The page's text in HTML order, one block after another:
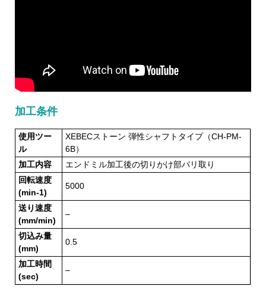
加工条件
使用ツー
ル
XEBECストーン 弾性シャフトタイプ（CH-PM-
6B）
加工内容
エンドミル加工後の切りかけ部バリ取り
回転速度
(min-1)
5000
送り速度
(mm/min)
–
切込み量
(mm)
0.5
加工時間
(sec)
–